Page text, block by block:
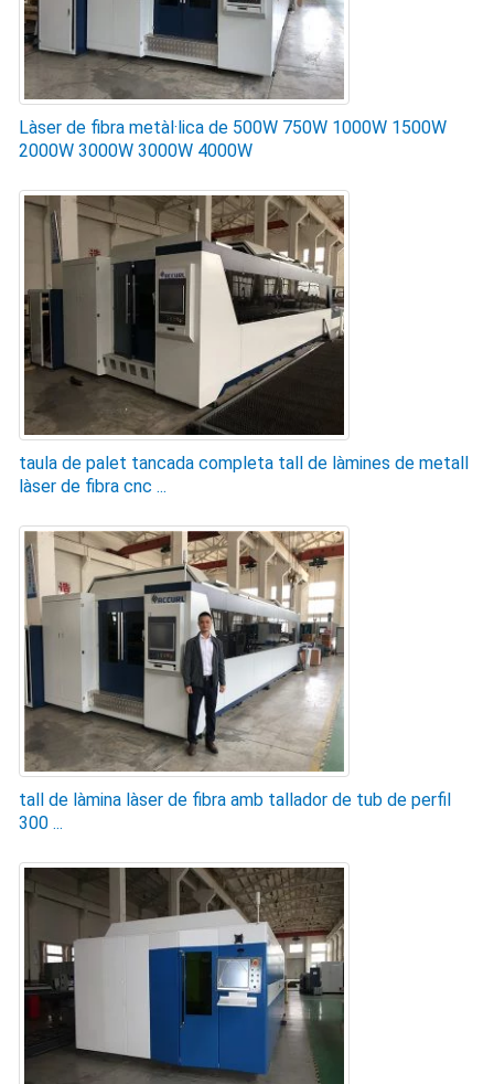
Làser de fibra metàl·lica de 500W 750W 1000W 1500W
2000W 3000W 3000W 4000W
taula de palet tancada completa tall de làmines de metall
làser de fibra cnc ...
tall de làmina làser de fibra amb tallador de tub de perfil
300 ...